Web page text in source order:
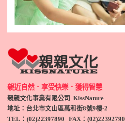
親近自然．享受快樂．獲得智慧
親親文化事業有限公司 KissNature
地址：台北市文山區萬和街8號9樓-2
TEL ：(02)22397890 FAX：(02)22392790